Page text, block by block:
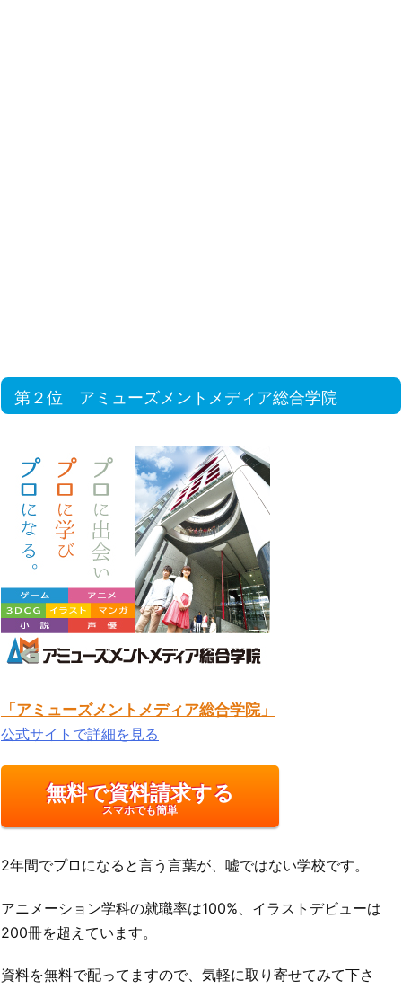
第２位 アミューズメントメディア総合学院
「アミューズメントメディア総合学院」
公式サイトで詳細を見る
無料で資料請求する
スマホでも簡単
2年間でプロになると言う言葉が、嘘ではない学校です。
アニメーション学科の就職率は100%、イラストデビューは
200冊を超えています。
資料を無料で配ってますので、気軽に取り寄せてみて下さ